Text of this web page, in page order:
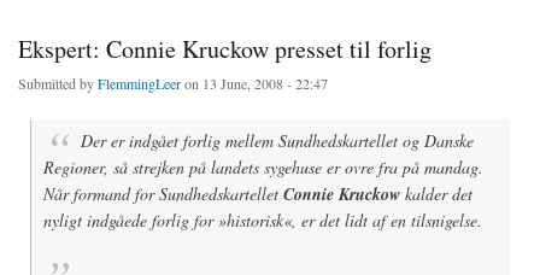
Ekspert: Connie Kruckow presset til forlig
Submitted byFlemmingLeeron 13 June, 2008 - 22:47
Der er indgået forlig mellem Sundhedskartellet og Danske
Regioner, så strejken på landets sygehuse er ovre fra på mandag.
Når formand for Sundhedskartellet Connie Kruckow kalder det
nyligt indgåede forlig for »historisk«, er det lidt af en tilsnigelse.